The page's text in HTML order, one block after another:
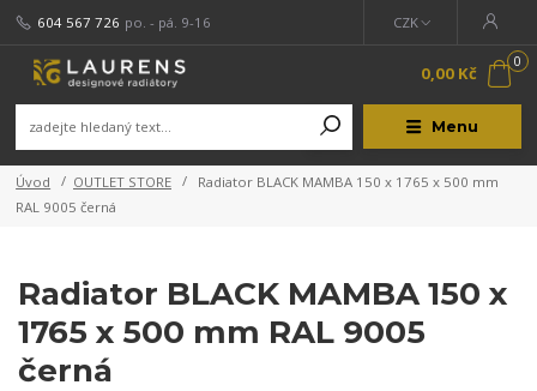
Menu
CZK
604 567 726 po. - pá. 9-16
0
0,00 Kč
Úvod OUTLET STORE
Radiator BLACK MAMBA 150 x 1765 x 500 mm
RAL 9005 černá
Radiator BLACK MAMBA 150 x
1765 x 500 mm RAL 9005
černá